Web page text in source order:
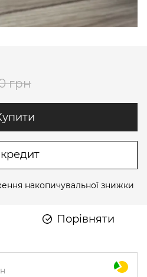
грн
накопичувальної знижки
Порівняти